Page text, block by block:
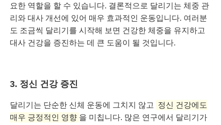
요한 역할을 할 수 있습니다. 결론적으로 달리기는 체중 관
리와 대사 개선에 있어 매우 효과적인 운동입니다. 여러분
도 조금씩 달리기를 시작해 보면 건강한 체중을 유지하고
대사 건강을 증진하는 데 큰 도움이 될 것입니다.
3. 정신 건강 증진
달리기는 단순한 신체 운동에 그치지 않고
정신 건강에도
매우 긍정적인 영향 을 미칩니다. 많은 연구에서 달리기가